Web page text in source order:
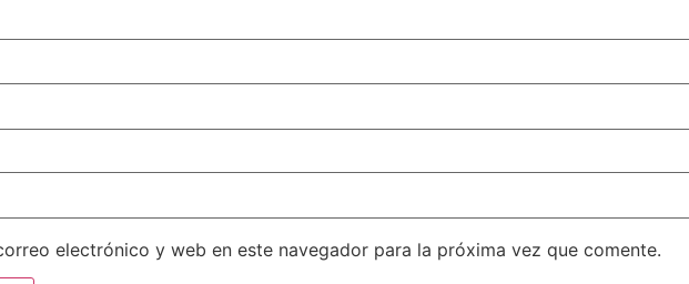
electrónico y web en este navegador para la próxima vez que comente.